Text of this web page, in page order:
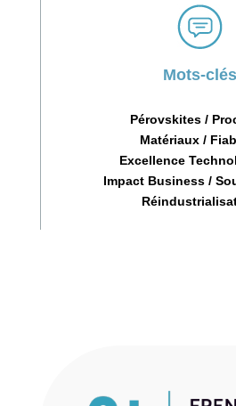
Mots-clés
Pérovskites /
Matériaux /
Excellence
Impact Business /